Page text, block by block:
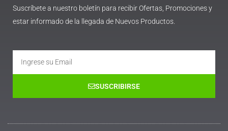
Suscríbete a nuestro boletín para recibir Ofertas, Promociones y
estar informado de la llegada de Nuevos Productos.
SUSCRIBIRSE